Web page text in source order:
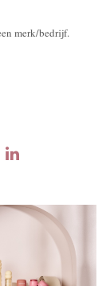
merk/bedrijf.